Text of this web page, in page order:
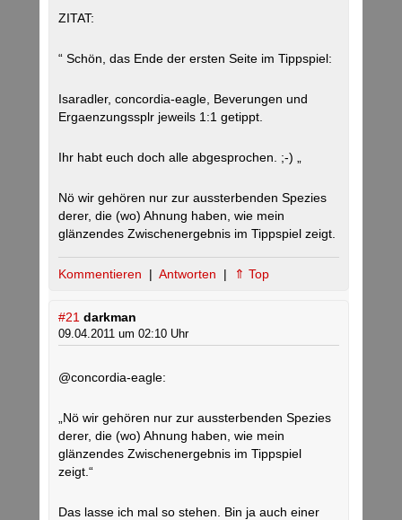
ZITAT:
“ Schön, das Ende der ersten Seite im Tippspiel:
Isaradler, concordia-eagle, Beverungen und
Ergaenzungssplr jeweils 1:1 getippt.
Ihr habt euch doch alle abgesprochen. ;-) „
Nö wir gehören nur zur aussterbenden Spezies
derer, die (wo) Ahnung haben, wie mein
glänzendes Zwischenergebnis im Tippspiel zeigt.
Kommentieren | Antworten | ⇑ Top
#21 darkman
09.04.2011 um 02:10 Uhr
@concordia-eagle:
„Nö wir gehören nur zur aussterbenden Spezies
derer, die (wo) Ahnung haben, wie mein
glänzendes Zwischenergebnis im Tippspiel
zeigt.“
Das lasse ich mal so stehen. Bin ja auch einer